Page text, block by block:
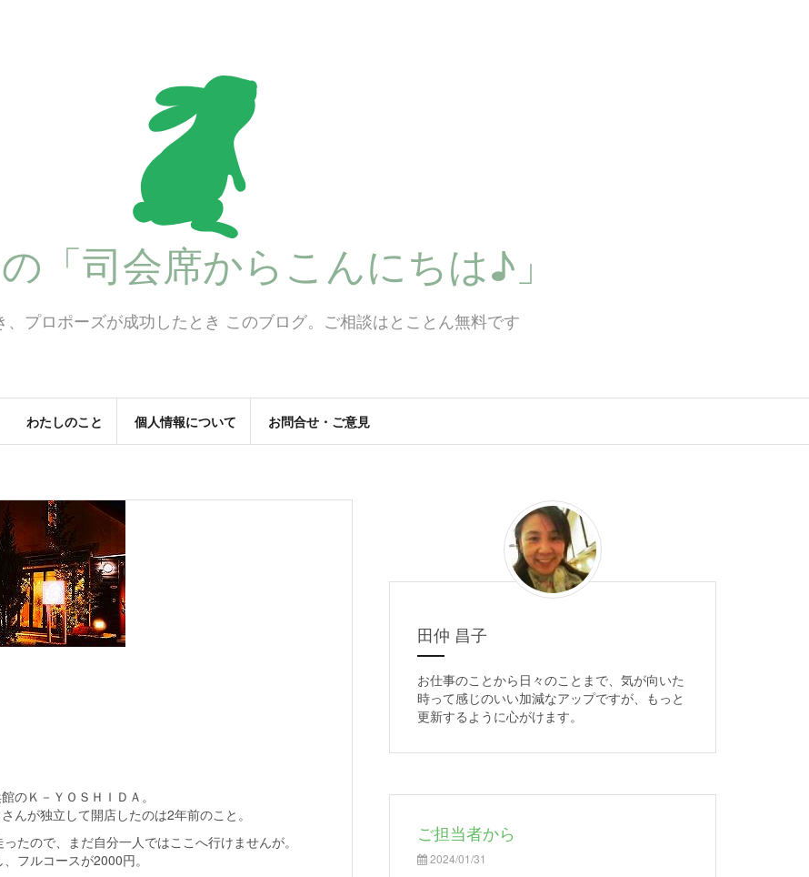
「司会席からこんにちは♪」
、プロポーズが成功したとき このブログ。ご相談はとことん無料です
わたしのこと 個人情報について お問合せ・ご意見
のＫ－ＹＯＳＨＩＤＡ。
んが独立して開店したのは2年前のこと。
たので、まだ自分一人ではここへ行けませんが。
フルコースが2000円。
田仲 昌子
お仕事のことから日々のことまで、気が向いた
時って感じのいい加減なアップですが、もっと
更新するように心がけます。
ご担当者から
2024/01/31